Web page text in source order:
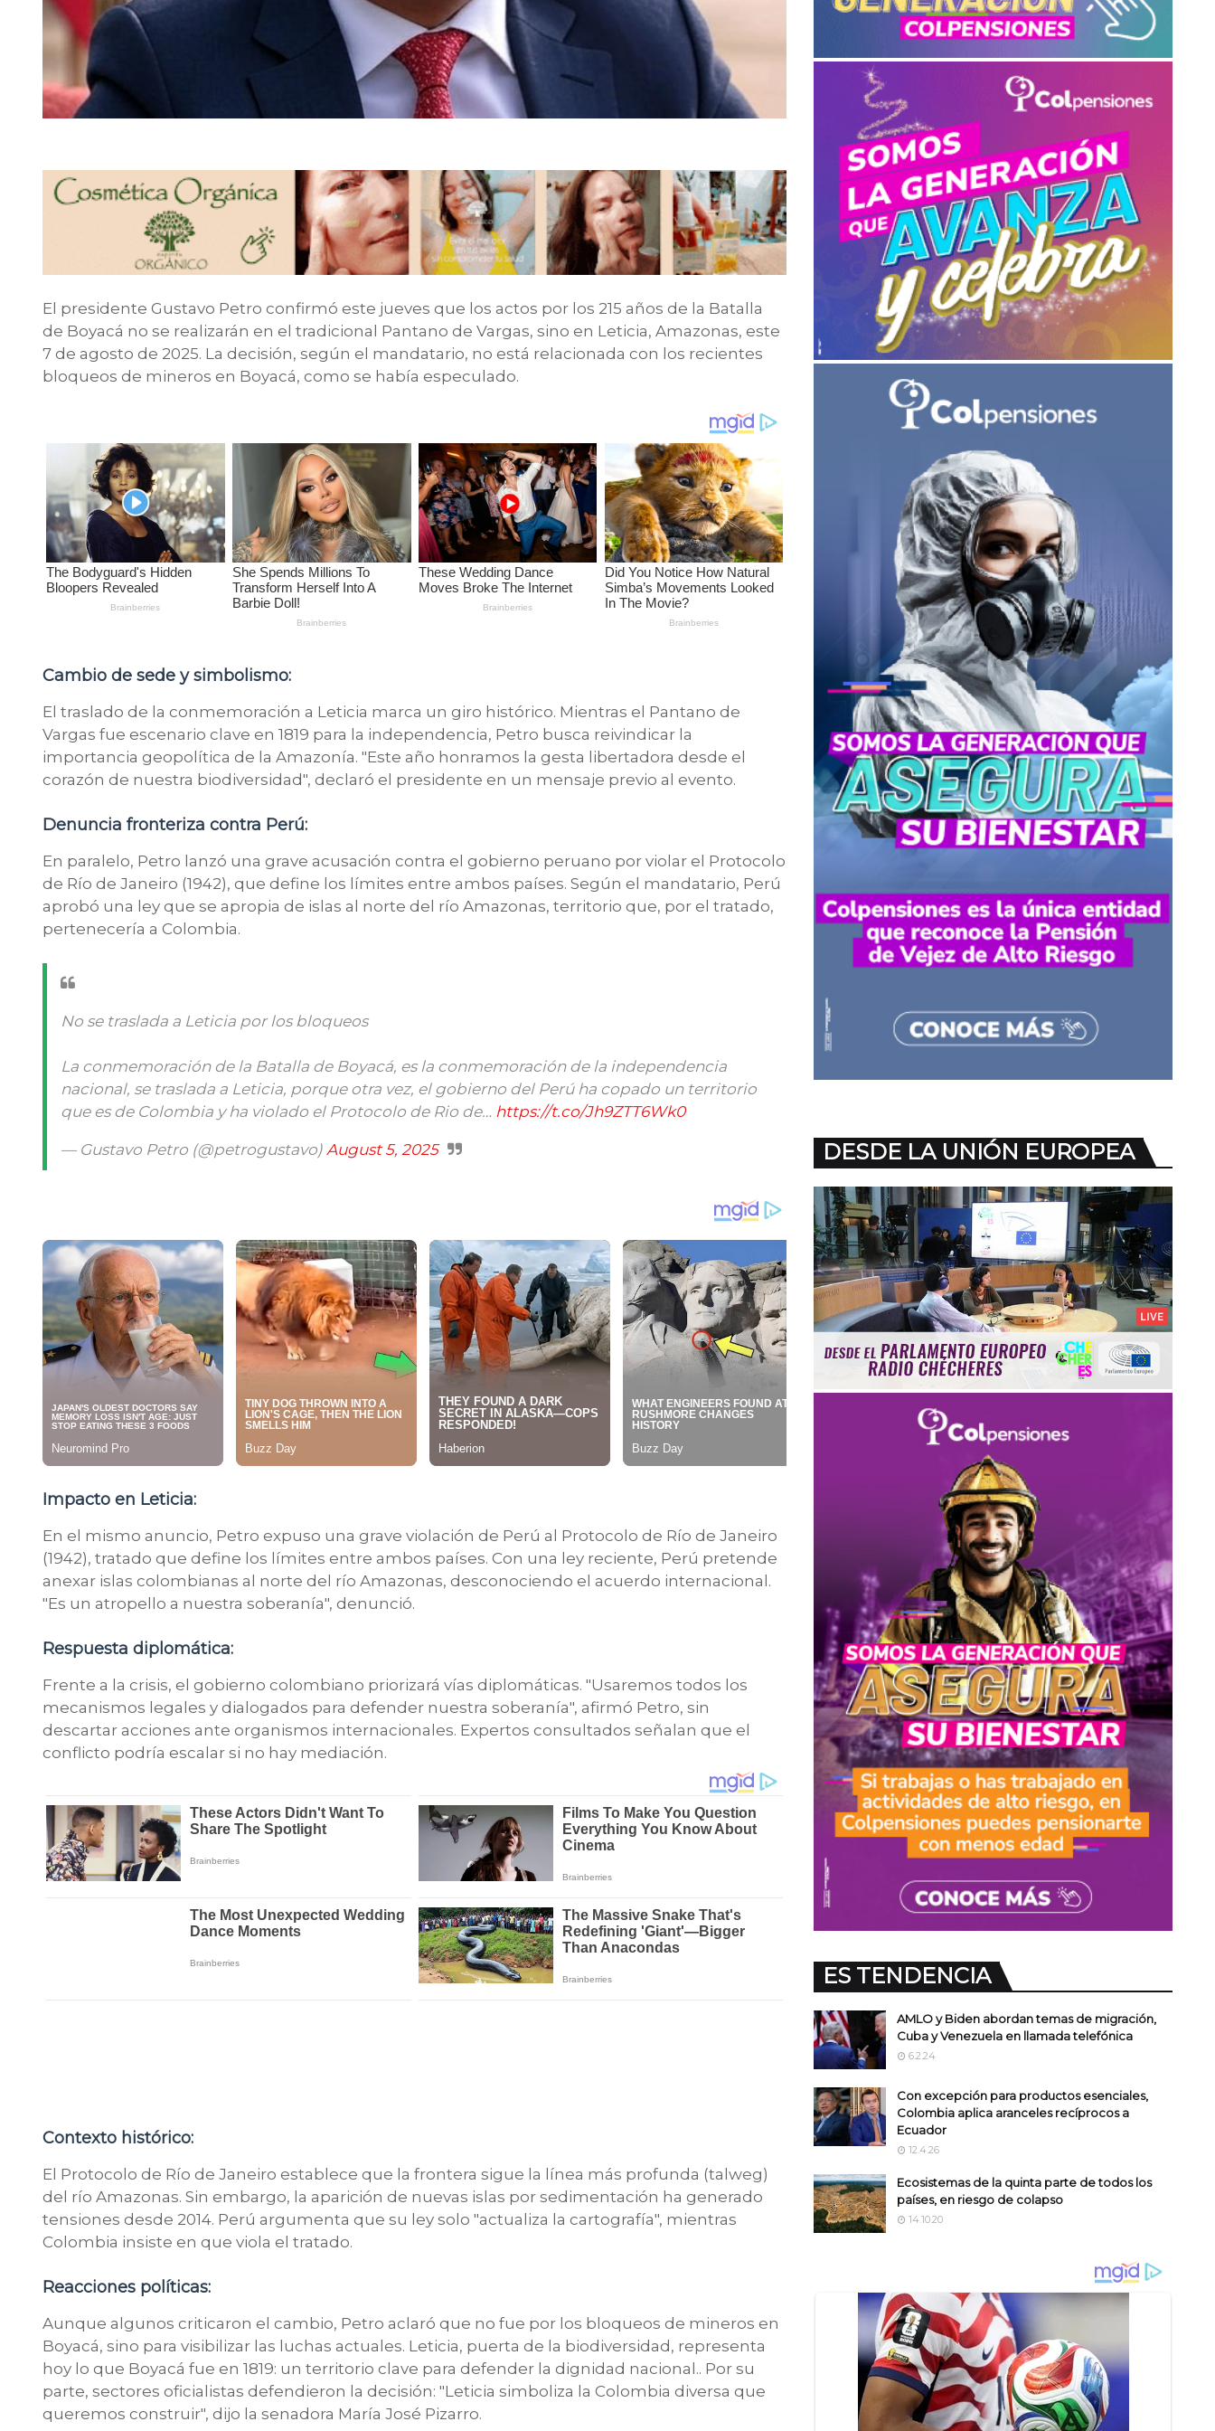
El presidente Gustavo Petro confirmó este jueves que los actos por los 215 años de la Batalla
de Boyacá no se realizarán en el tradicional Pantano de Vargas, sino en Leticia, Amazonas, este
7 de agosto de 2025. La decisión, según el mandatario, no está relacionada con los recientes
bloqueos de mineros en Boyacá, como se había especulado.
Cambio de sede y simbolismo:
El traslado de la conmemoración a Leticia marca un giro histórico. Mientras el Pantano de
Vargas fue escenario clave en 1819 para la independencia, Petro busca reivindicar la
importancia geopolítica de la Amazonía. "Este año honramos la gesta libertadora desde el
corazón de nuestra biodiversidad", declaró el presidente en un mensaje previo al evento.
Denuncia fronteriza contra Perú:
En paralelo, Petro lanzó una grave acusación contra el gobierno peruano por violar el Protocolo
de Río de Janeiro (1942), que define los límites entre ambos países. Según el mandatario, Perú
aprobó una ley que se apropia de islas al norte del río Amazonas, territorio que, por el tratado,
pertenecería a Colombia.
No se traslada a Leticia por los bloqueos
La conmemoración de la Batalla de Boyacá, es la conmemoración de la independencia
nacional, se traslada a Leticia, porque otra vez, el gobierno del Perú ha copado un territorio
que es de Colombia y ha violado el Protocolo de Rio de… https://t.co/Jh9ZTT6Wk0
— Gustavo Petro (@petrogustavo) August 5, 2025
Impacto en Leticia:
En el mismo anuncio, Petro expuso una grave violación de Perú al Protocolo de Río de Janeiro
(1942), tratado que define los límites entre ambos países. Con una ley reciente, Perú pretende
anexar islas colombianas al norte del río Amazonas, desconociendo el acuerdo internacional.
"Es un atropello a nuestra soberanía", denunció.
Respuesta diplomática:
Frente a la crisis, el gobierno colombiano priorizará vías diplomáticas. "Usaremos todos los
mecanismos legales y dialogados para defender nuestra soberanía", afirmó Petro, sin
descartar acciones ante organismos internacionales. Expertos consultados señalan que el
conflicto podría escalar si no hay mediación.
Contexto histórico:
El Protocolo de Río de Janeiro establece que la frontera sigue la línea más profunda (talweg)
del río Amazonas. Sin embargo, la aparición de nuevas islas por sedimentación ha generado
tensiones desde 2014. Perú argumenta que su ley solo "actualiza la cartografía", mientras
Colombia insiste en que viola el tratado.
Reacciones políticas:
Aunque algunos criticaron el cambio, Petro aclaró que no fue por los bloqueos de mineros en
Boyacá, sino para visibilizar las luchas actuales. Leticia, puerta de la biodiversidad, representa
hoy lo que Boyacá fue en 1819: un territorio clave para defender la dignidad nacional.. Por su
parte, sectores oficialistas defendieron la decisión: "Leticia simboliza la Colombia diversa que
queremos construir", dijo la senadora María José Pizarro.
DESDE LA UNIÓN EUROPEA
ES TENDENCIA
AMLO y Biden abordan temas de migración,
Cuba y Venezuela en llamada telefónica
6.2.24
Con excepción para productos esenciales,
Colombia aplica aranceles recíprocos a
Ecuador
12.4.26
Ecosistemas de la quinta parte de todos los
países, en riesgo de colapso
14.10.20